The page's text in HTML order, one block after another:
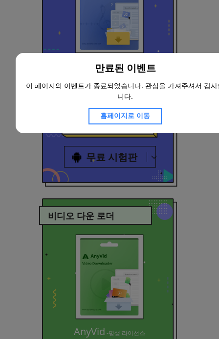
만료된 이벤트
이 페이지의 이벤트가 종료되었습니다. 관심을 가져주셔서 감
니다.
홈페이지로 이동
도레미-평생 라이선스
$ 27 $ 45
지금 구매하기
무료 시험판
비디오 다운 로더
AnyVid -평생 라이선스